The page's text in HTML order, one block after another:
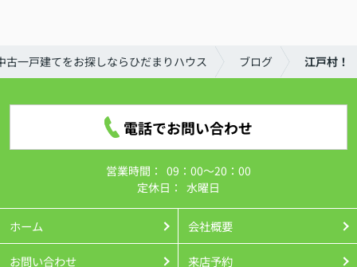
古一戸建てをお探しならひだまりハウス ブログ 江戸村！
電話でお問い合わせ
営業時間： 09：00～20：00
定休日： 水曜日
ホーム 会社概要
お問い合わせ 来店予約